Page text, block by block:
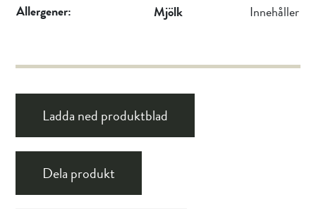
Allergener: Mjölk Innehåller
Ladda ned produktblad
Dela produkt